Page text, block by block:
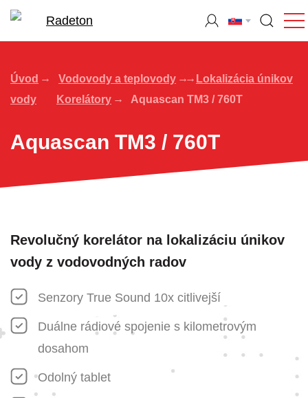
Úvod Vodovody a teplovody
Lokalizácia únikov
vody
Korelátory Aquascan TM3 / 760T
Aquascan TM3 / 760T
Revolučný korelátor na lokalizáciu únikov
vody z vodovodných radov
Senzory True Sound 10x citlivejší
Duálne rádiové spojenie s kilometrovým
dosahom
Odolný tablet